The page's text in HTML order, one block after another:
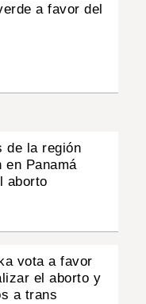
a favor del
de la región
en Panamá
aborto
vota a favor
el aborto y
a trans